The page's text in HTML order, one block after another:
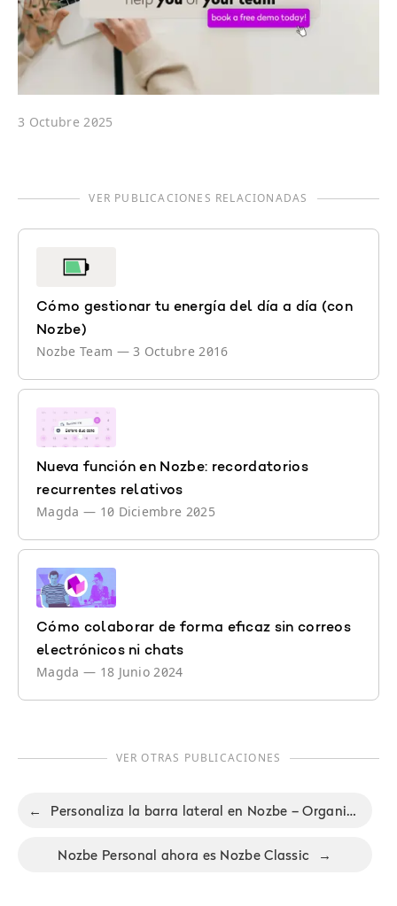
3 Octubre 2025
VER PUBLICACIONES RELACIONADAS
Cómo gestionar tu energía del día a día (con
Nozbe)
Nozbe Team —3 Octubre 2016
Nueva función en Nozbe: recordatorios
recurrentes relativos
Magda — 10 Diciembre 2025
Cómo colaborar de forma eficaz sin correos
electrónicos ni chats
Magda — 18 Junio 2024
VER OTRAS PUBLICACIONES
← Personaliza la barra lateral en Nozbe – Organiza los proyectos como prefieras
Nozbe Personal ahora es Nozbe Classic →